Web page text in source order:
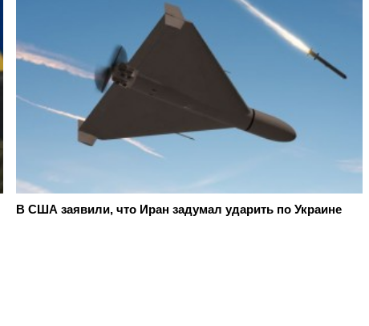
В США заявили, что Иран задумал ударить по Украине